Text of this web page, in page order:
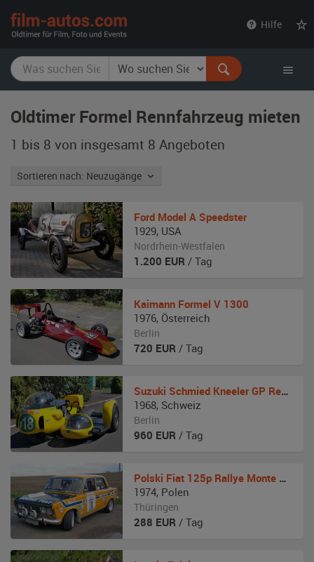
Hilfe
Oldtimer Formel Rennfahrzeug mieten
1 bis 8 von insgesamt 8 Angeboten
Sortieren nach: Neuzugänge
Ford Model A Speedster
1929, USA
Nordrhein-Westfalen
1.200 EUR / Tag
Kaimann Formel V 1300
1976, Österreich
Berlin
720 EUR / Tag
Suzuki Schmied Kneeler GP Renngespann
1968, Schweiz
Berlin
960 EUR / Tag
Polski Fiat 125p Rallye Monte Carlo
1974, Polen
Thüringen
288 EUR / Tag